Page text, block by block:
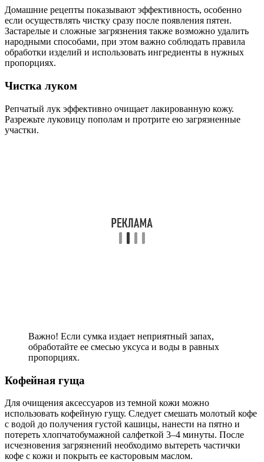
Домашние рецепты показывают эффективность, особенно
если осуществлять чистку сразу после появления пятен.
Застарелые и сложные загрязнения также возможно удалить
народными способами, при этом важно соблюдать правила
обработки изделий и использовать ингредиенты в нужных
пропорциях.
Чистка луком
Репчатый лук эффективно очищает лакированную кожу.
Разрежьте луковицу пополам и протрите ею загрязненные
участки.
Важно! Если сумка издает неприятный запах,
обработайте ее смесью уксуса и воды в равных
пропорциях.
Кофейная гуща
Для очищения аксессуаров из темной кожи можно
использовать кофейную гущу. Следует смешать молотый кофе
с водой до получения густой кашицы, нанести на пятно и
потереть хлопчатобумажной салфеткой 3–4 минуты. После
исчезновения загрязнений необходимо вытереть частички
кофе с кожи и покрыть ее касторовым маслом.